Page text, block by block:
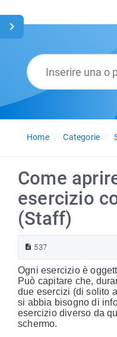
Home
Categorie
Come
esercizio
(Staff)
537
Ogni esercizio è
Può capitare che,
due esercizi (di solito
si abbia bisogno di
esercizio diverso da
schermo.